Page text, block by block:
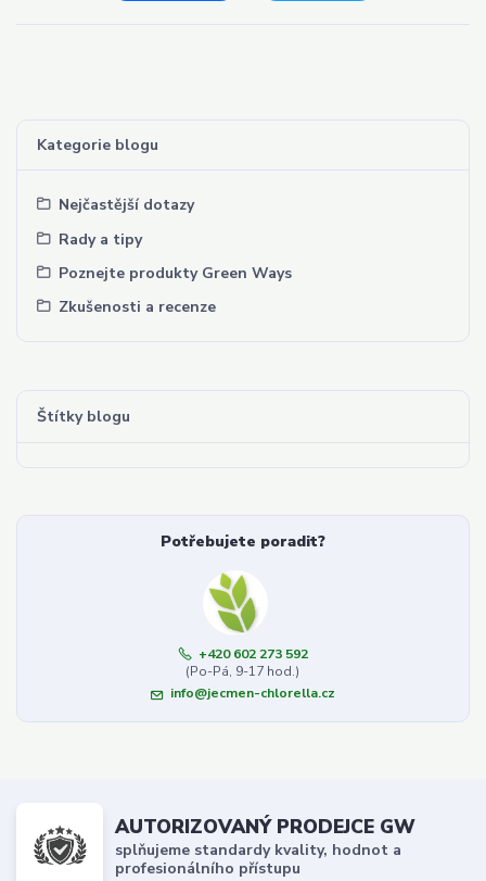
Kategorie blogu
Nejčastější dotazy
Rady a tipy
Poznejte produkty Green Ways
Zkušenosti a recenze
Štítky blogu
Potřebujete poradit?
+420 602 273 592
(Po-Pá, 9-17 hod.)
info@jecmen-chlorella.cz
AUTORIZOVANÝ PRODEJCE GW
splňujeme standardy kvality, hodnot a
profesionálního přístupu